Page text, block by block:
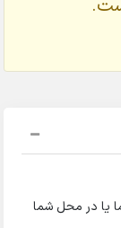
یا در محل شما